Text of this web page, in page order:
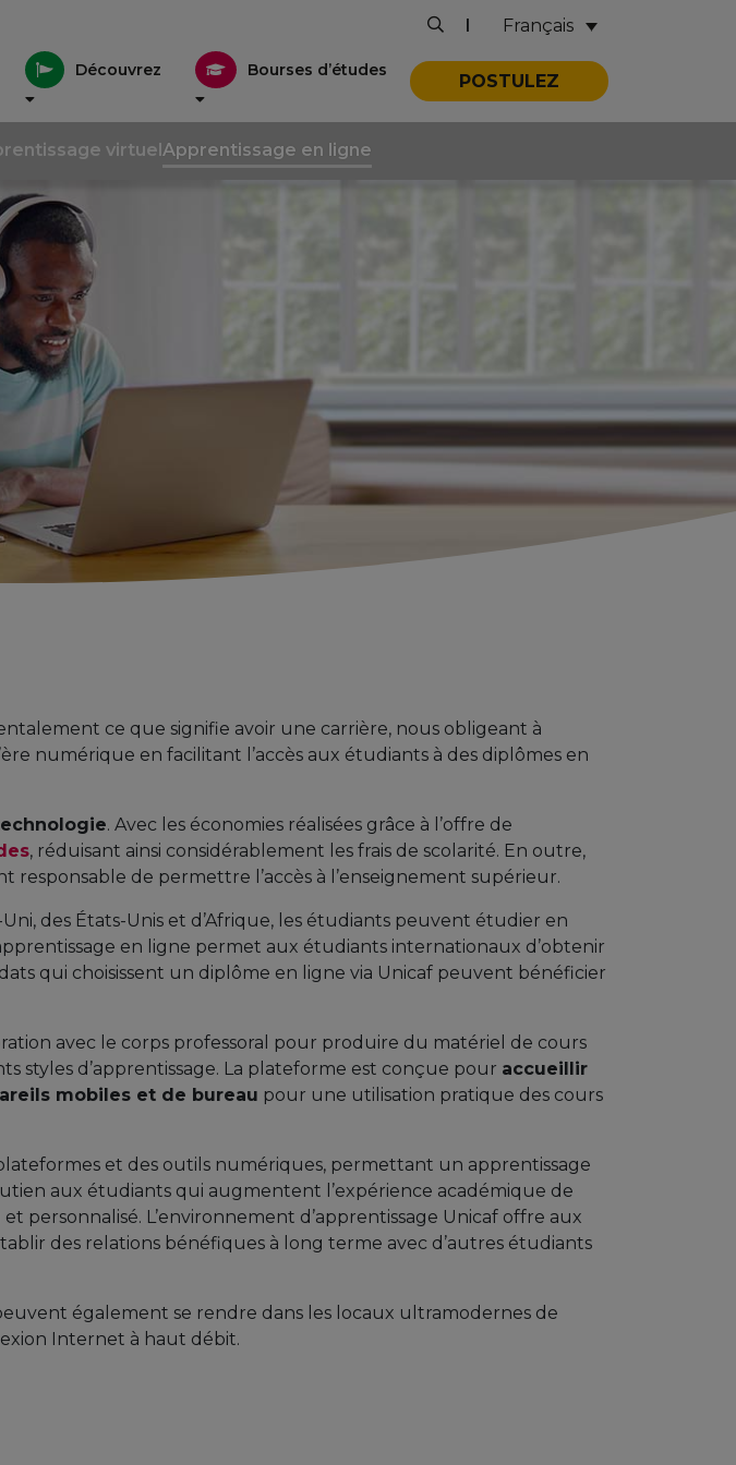
Français
Découvrez Bourses d’études
POSTULEZ
virtuel Apprentissage en ligne
ce que signifie avoir une carrière, nous obligeant à
numérique en facilitant l’accès aux étudiants à des diplômes en
. Avec les économies réalisées grâce à l’offre de
, réduisant ainsi considérablement les frais de scolarité. En outre,
de permettre l’accès à l’enseignement supérieur.
des États-Unis et d’Afrique, les étudiants peuvent étudier en
en ligne permet aux étudiants internationaux d’obtenir
qui choisissent un diplôme en ligne via Unicaf peuvent bénéficier
avec le corps professoral pour produire du matériel de cours
styles d’apprentissage. La plateforme est conçue pour accueillir
mobiles et de bureau pour une utilisation pratique des cours
et des outils numériques, permettant un apprentissage
aux étudiants qui augmentent l’expérience académique de
L’environnement d’apprentissage Unicaf offre aux
des relations bénéfiques à long terme avec d’autres étudiants
également se rendre dans les locaux ultramodernes de
Internet à haut débit.